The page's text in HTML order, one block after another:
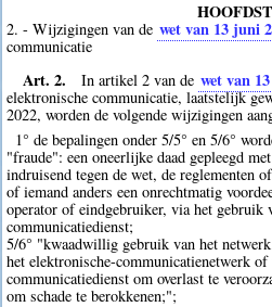
2. - Wijzigingen van de wet van 13 juni
communicatie
Art. 2. In artikel 2 van de wet van
elektronische communicatie, laatstelijk
2022, worden de volgende wijzigingen
1° de bepalingen onder 5/5° en 5/6°
"fraude": een oneerlijke daad gepleegd
indruisend tegen de wet, de reglementen
of iemand anders een onrechtmatig
operator of eindgebruiker, via het gebruik
communicatiedienst;
5/6° "kwaadwillig gebruik van het
het elektronische-communicatienetwerk
communicatiedienst om overlast te
om schade te berokkenen;";